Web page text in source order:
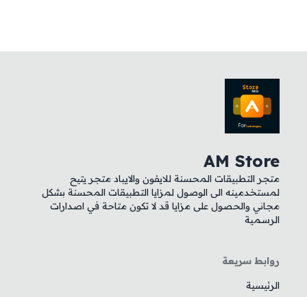
AM Store
متجر التطبيقات المحسنة للايفون والايباد متجر يتيح
لمستخدمينه الى الوصول لمزايا التطبيقات المحسنة بشكل
مجاني والحصول على مزايا قد لا تكون متاحة في اصدارات
الرسمية
روابط سريعة
الرئيسية